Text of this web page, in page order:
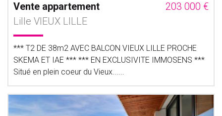
Vente appartement
203 000 €
Lille VIEUX LILLE
*** T2 DE 38m2 AVEC BALCON VIEUX LILLE PROCHE
SKEMA ET IAE *** *** EN EXCLUSIVITE IMMOSENS ***
Situé en plein coeur du Vieux......